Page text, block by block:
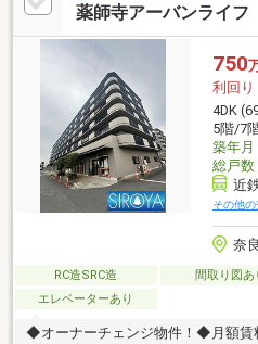
薬師寺アーバンライフ
750
利回り
4DK
5階/7
築年月
総戸数
近
その他の
奈
RC造SRC造 間取り図あ
エレベーターあり
◆オーナーチェンジ物件！◆月額賃